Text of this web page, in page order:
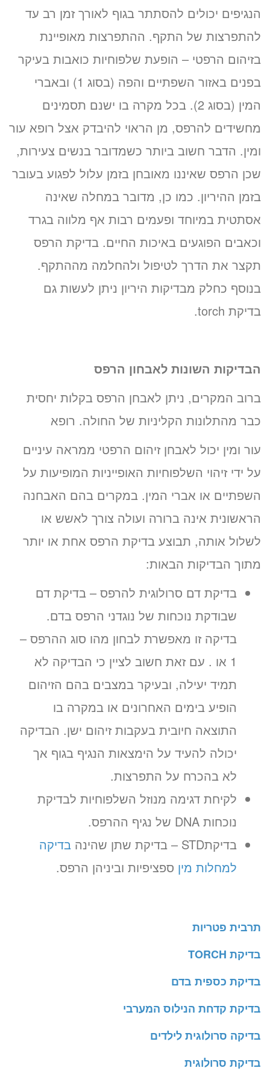
הנגיפים יכולים להסתתר בגוף לאורך זמן רב עד
להתפרצות של התקף. ההתפרצות מאופיינת
בזיהום הרפטי – הופעת שלפוחיות כואבות בעיקר
בפנים באזור השפתיים והפה (בסוג 1) ובאברי
המין (בסוג 2). בכל מקרה בו ישנם תסמינים
מחשידים להרפס, מן הראוי להיבדק אצל רופא עור
ומין. הדבר חשוב ביותר כשמדובר בנשים צעירות,
שכן הרפס שאיננו מאובחן בזמן עלול לפגוע בעובר
בזמן ההיריון. כמו כן, מדובר במחלה שאינה
אסתטית במיוחד ופעמים רבות אף מלווה בגרד
וכאבים הפוגעים באיכות החיים. בדיקת הרפס
תקצר את הדרך לטיפול ולהחלמה מההתקף.
בנוסף כחלק מבדיקות היריון ניתן לעשות גם
בדיקת torch.
הבדיקות השונות לאבחון הרפס
ברוב המקרים, ניתן לאבחן הרפס בקלות יחסית
כבר מהתלונות הקליניות של החולה. רופא
עור ומין יכול לאבחן זיהום הרפטי ממראה עיניים
על ידי זיהוי השלפוחיות האופייניות המופיעות על
השפתיים או אברי המין. במקרים בהם האבחנה
הראשונית אינה ברורה ועולה צורך לאשש או
לשלול אותה, תבוצע בדיקת הרפס אחת או יותר
מתוך הבדיקות הבאות:
בדיקת דם סרולוגית להרפס – בדיקת דם
שבודקת נוכחות של נוגדני הרפס בדם.
בדיקה זו מאפשרת לבחון מהו סוג ההרפס –
1 או . עם זאת חשוב לציין כי הבדיקה לא
תמיד יעילה, ובעיקר במצבים בהם הזיהום
הופיע בימים האחרונים או במקרה בו
התוצאה חיובית בעקבות זיהום ישן. הבדיקה
יכולה להעיד על הימצאות הנגיף בגוף אך
לא בהכרח על התפרצות.
לקיחת דגימה מנוזל השלפוחיות לבדיקת
נוכחות DNA של נגיף ההרפס.
בדיקתSTD – בדיקת שתן שהינה
בדיקה
למחלות מין ספציפיות וביניהן הרפס.
תרבית פטריות
בדיקת TORCH
בדיקת כספית בדם
בדיקת קדחת הנילוס המערבי
בדיקה סרולוגית לילדים
בדיקת סרולוגית